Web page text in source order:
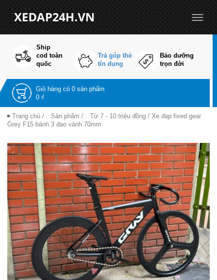
Ship
cod toàn
quốc
Trả góp thẻ
tín dụng
Bảo dưỡng
trọn đời
Giỏ hàng có 0 sản phẩm
0 ₫
Trang chủ / Sản phẩm / Từ 7 - 10 triệu đồng / Xe đạp fixed gear
Grey F15 bánh 3 đao vành 70mm